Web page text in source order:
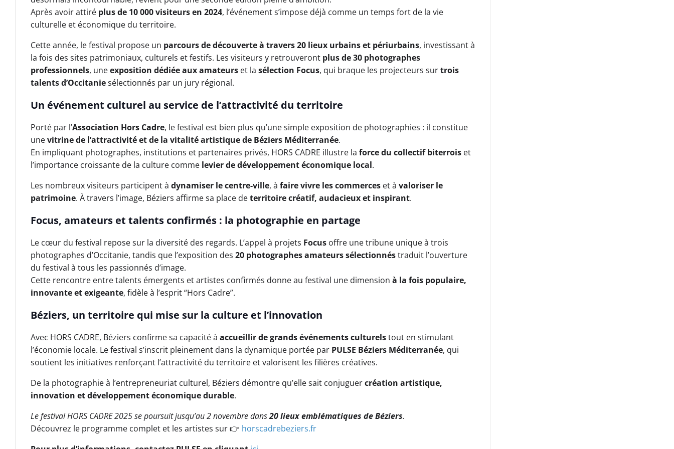
Après avoir attiré plus de 10 000 visiteurs en 2024, l’événement s’impose déjà comme un temps fort de la vie
culturelle et économique du territoire.
Cette année, le festival propose un parcours de découverte à travers 20 lieux urbains et périurbains, investissant à
la fois des sites patrimoniaux, culturels et festifs. Les visiteurs y retrouveront plus de 30 photographes
professionnels, uneexposition dédiée aux amateurs et la sélection Focus, qui braque les projecteurs surtrois
talents d’Occitaniesélectionnés par un jury régional.
Un événement culturel au service de l’attractivité du territoire
Porté par l’Association Hors Cadre, le festival est bien plus qu’une simple exposition de photographies : il constitue
unevitrine de l’attractivité et de la vitalité artistique de Béziers Méditerranée.
En impliquant photographes, institutions et partenaires privés, HORS CADRE illustre la force du collectif biterrois et
l’importance croissante de la culture comme levier de développement économique local.
Les nombreux visiteurs participent à dynamiser le centre-ville, à faire vivre les commerces et à valoriser le
patrimoine. À travers l’image, Béziers affirme sa place deterritoire créatif, audacieux et inspirant.
Focus, amateurs et talents confirmés : la photographie en partage
Le cœur du festival repose sur la diversité des regards. L’appel à projets Focus offre une tribune unique à trois
photographes d’Occitanie, tandis que l’exposition des 20 photographes amateurs sélectionnéstraduit l’ouverture
du festival à tous les passionnés d’image.
Cette rencontre entre talents émergents et artistes confirmés donne au festival une dimension à la fois populaire,
innovante et exigeante, fidèle à l’esprit “Hors Cadre”.
Béziers, un territoire qui mise sur la culture et l’innovation
Avec HORS CADRE, Béziers confirme sa capacité à accueillir de grands événements culturelstout en stimulant
l’économie locale. Le festival s’inscrit pleinement dans la dynamique portée par PULSE Béziers Méditerranée, qui
soutient les initiatives renforçant l’attractivité du territoire et valorisent les filières créatives.
De la photographie à l’entrepreneuriat culturel, Béziers démontre qu’elle sait conjuguercréation artistique,
innovation et développement économique durable.
Le festival HORS CADRE 2025 se poursuit jusqu’au 2 novembre dans20 lieux emblématiques de Béziers.
Découvrez le programme complet et les artistes sur 👉 horscadrebeziers.fr